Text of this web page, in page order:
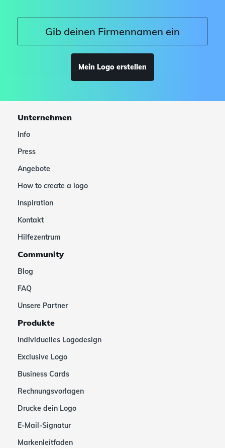
Mein Logo erstellen
Unternehmen
Info
Press
Angebote
How to create a logo
Inspiration
Kontakt
Hilfezentrum
Community
Blog
FAQ
Unsere Partner
Produkte
Individuelles Logodesign
Exclusive Logo
Business Cards
Rechnungsvorlagen
Drucke dein Logo
E-Mail-Signatur
Markenleitfaden